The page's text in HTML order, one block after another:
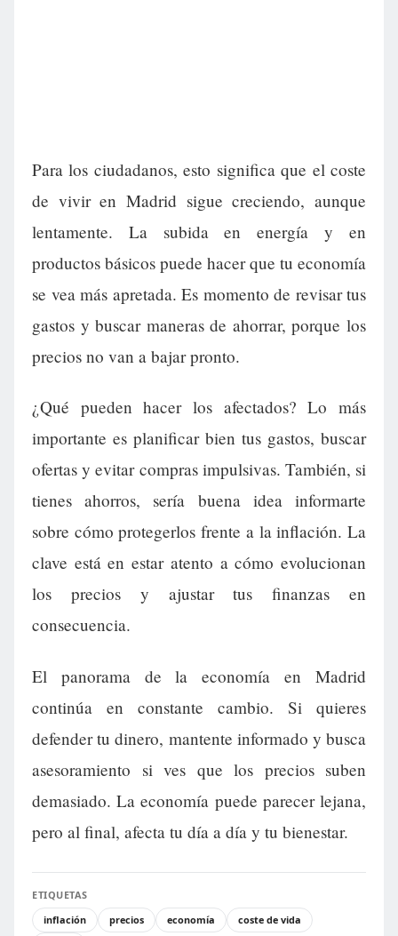
Para los ciudadanos, esto significa que el coste
de vivir en Madrid sigue creciendo, aunque
lentamente. La subida en energía y en
productos básicos puede hacer que tu economía
se vea más apretada. Es momento de revisar tus
gastos y buscar maneras de ahorrar, porque los
precios no van a bajar pronto.
¿Qué pueden hacer los afectados? Lo más
importante es planificar bien tus gastos, buscar
ofertas y evitar compras impulsivas. También, si
tienes ahorros, sería buena idea informarte
sobre cómo protegerlos frente a la inflación. La
clave está en estar atento a cómo evolucionan
los precios y ajustar tus finanzas en
consecuencia.
El panorama de la economía en Madrid
continúa en constante cambio. Si quieres
defender tu dinero, mantente informado y busca
asesoramiento si ves que los precios suben
demasiado. La economía puede parecer lejana,
pero al final, afecta tu día a día y tu bienestar.
ETIQUETAS
inflación
precios economía
coste de vida